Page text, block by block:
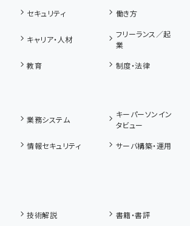
セキュリティ 働き方
キャリア・人材
フリーランス／起
業
教育 制度・法律
業務システム
キーパーソンイン
タビュー
情報セキュリティ
サーバ構築・運用
技術解説
書籍・書評